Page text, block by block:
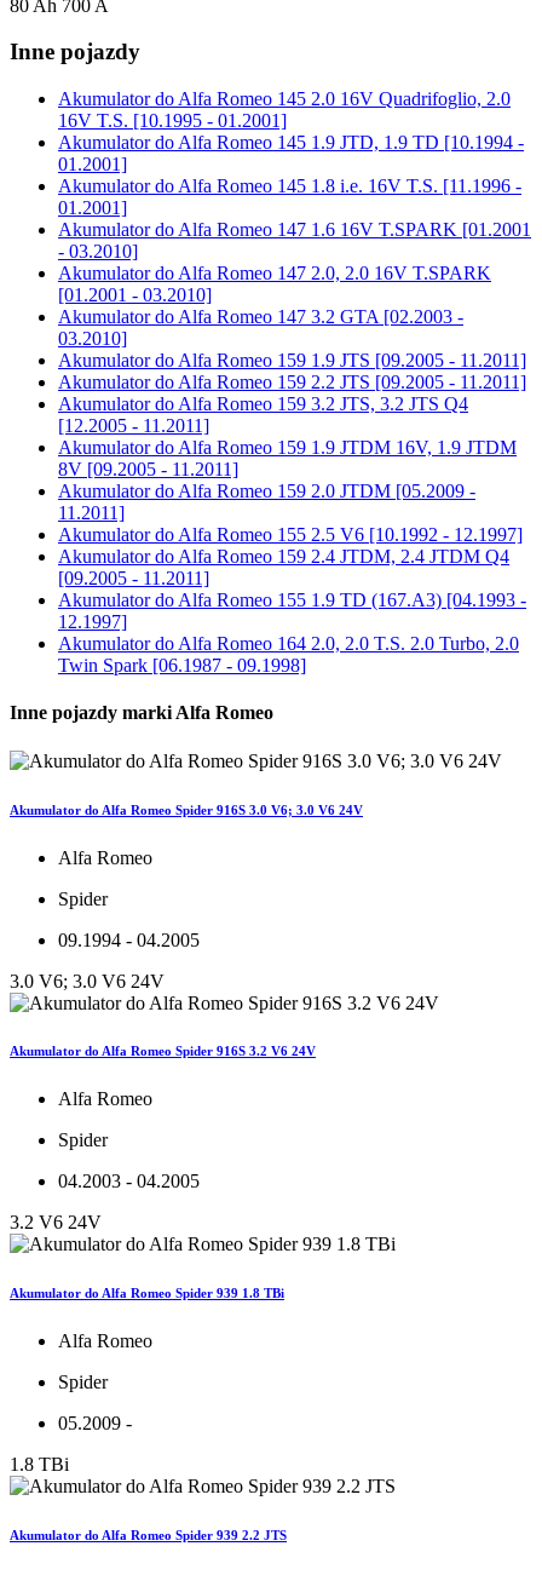
80 Ah 700 A
Inne pojazdy
Akumulator do Alfa Romeo 145 2.0 16V Quadrifoglio, 2.0
16V T.S. [10.1995 - 01.2001]
Akumulator do Alfa Romeo 145 1.9 JTD, 1.9 TD [10.1994 -
01.2001]
Akumulator do Alfa Romeo 145 1.8 i.e. 16V T.S. [11.1996 -
01.2001]
Akumulator do Alfa Romeo 147 1.6 16V T.SPARK [01.2001
- 03.2010]
Akumulator do Alfa Romeo 147 2.0, 2.0 16V T.SPARK
[01.2001 - 03.2010]
Akumulator do Alfa Romeo 147 3.2 GTA [02.2003 -
03.2010]
Akumulator do Alfa Romeo 159 1.9 JTS [09.2005 - 11.2011]
Akumulator do Alfa Romeo 159 2.2 JTS [09.2005 - 11.2011]
Akumulator do Alfa Romeo 159 3.2 JTS, 3.2 JTS Q4
[12.2005 - 11.2011]
Akumulator do Alfa Romeo 159 1.9 JTDM 16V, 1.9 JTDM
8V [09.2005 - 11.2011]
Akumulator do Alfa Romeo 159 2.0 JTDM [05.2009 -
11.2011]
Akumulator do Alfa Romeo 155 2.5 V6 [10.1992 - 12.1997]
Akumulator do Alfa Romeo 159 2.4 JTDM, 2.4 JTDM Q4
[09.2005 - 11.2011]
Akumulator do Alfa Romeo 155 1.9 TD (167.A3) [04.1993 -
12.1997]
Akumulator do Alfa Romeo 164 2.0, 2.0 T.S. 2.0 Turbo, 2.0
Twin Spark [06.1987 - 09.1998]
Inne pojazdy marki Alfa Romeo
Akumulator do Alfa Romeo Spider 916S 3.0 V6; 3.0 V6 24V
Alfa Romeo
Spider
09.1994 - 04.2005
3.0 V6; 3.0 V6 24V
Akumulator do Alfa Romeo Spider 916S 3.2 V6 24V
Alfa Romeo
Spider
04.2003 - 04.2005
3.2 V6 24V
Akumulator do Alfa Romeo Spider 939 1.8 TBi
Alfa Romeo
Spider
05.2009 -
1.8 TBi
Akumulator do Alfa Romeo Spider 939 2.2 JTS